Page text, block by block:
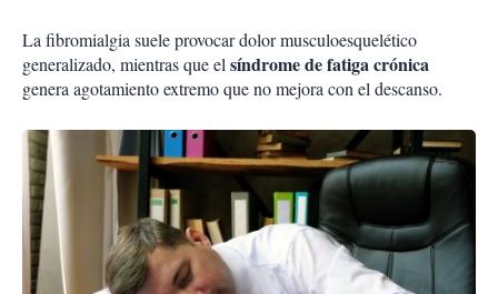
La fibromialgia suele provocar dolor musculoesquelético
generalizado, mientras que elsíndrome de fatiga crónica
genera agotamiento extremo que no mejora con el descanso.